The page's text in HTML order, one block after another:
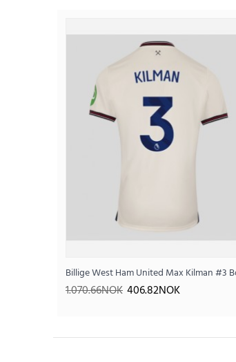
SALE
Billige West Ham United Max Kilman #3
1.070.66NOK 406.82NOK